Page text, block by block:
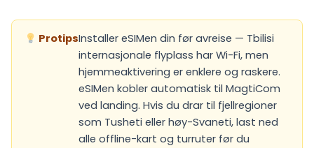
ProtipsInstaller eSIMen din før avreise — Tbilisi
internasjonale flyplass har Wi-Fi, men
hjemmeaktivering er enklere og raskere.
eSIMen kobler automatisk til MagtiCom
ved landing. Hvis du drar til fjellregioner
som Tusheti eller høy-Svaneti, last ned
alle offline-kart og turruter før du